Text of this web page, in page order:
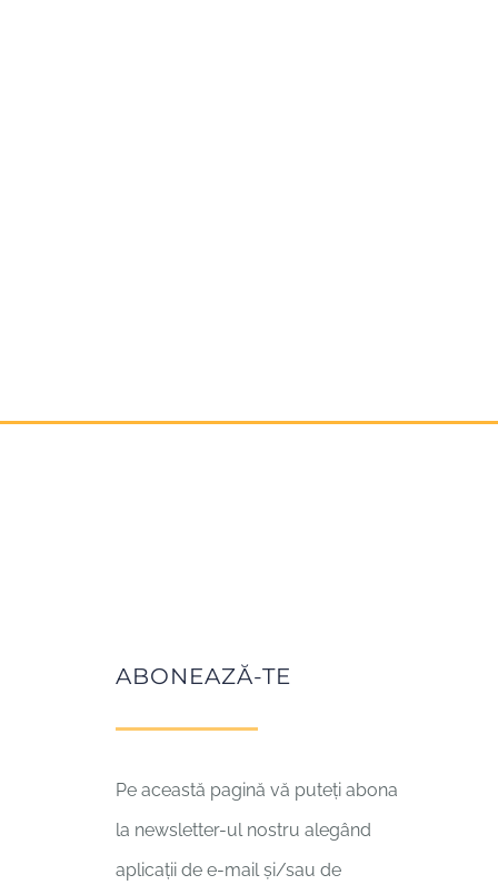
ABONEAZĂ-TE
Pe această pagină vă puteți abona
la newsletter-ul nostru alegând
aplicații de e-mail și/sau de